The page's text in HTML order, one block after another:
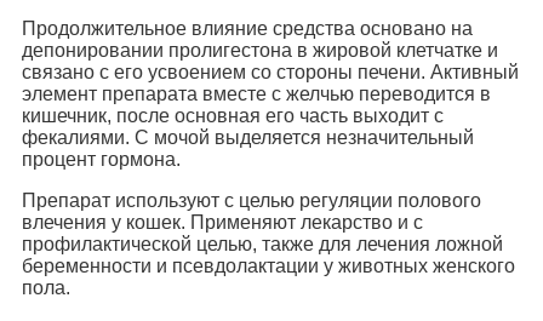
Продолжительное влияние средства основано на
депонировании пролигестона в жировой клетчатке и
связано с его усвоением со стороны печени. Активный
элемент препарата вместе с желчью переводится в
кишечник, после основная его часть выходит с
фекалиями. С мочой выделяется незначительный
процент гормона.
Препарат используют с целью регуляции полового
влечения у кошек. Применяют лекарство и с
профилактической целью, также для лечения ложной
беременности и псевдолактации у животных женского
пола.